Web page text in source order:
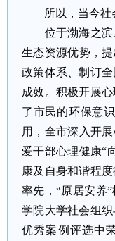
所以，当今社会
位于渤海之滨、
生态资源优势，
政策体系、制订
成效。积极开展
了市民的环保意
用，全市深入开
爱干部心理健康“
康及自身和谐程
率先，“原居安养
学院大学社会组
优秀案例评选中